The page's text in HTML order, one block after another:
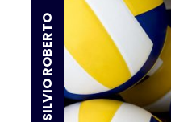
SILVIO ROBERTO